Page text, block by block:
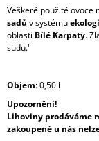
Veškeré použité ovoce
sadů v systému
oblasti Bílé Karpaty.
sudu."
Objem: 0,50 l
Upozornění!
Lihoviny prodáváme
zakoupené u nás